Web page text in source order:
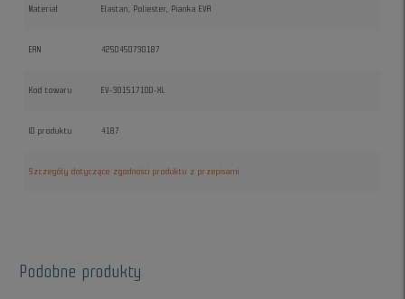
Materiał Elastan, Poliester, Pianka EVA
EAN 4250450730187
Kod towaru EV-301517100-XL
ID produktu 4187
Szczegóły dotyczące zgodności produktu z przepisami
Podobne produkty